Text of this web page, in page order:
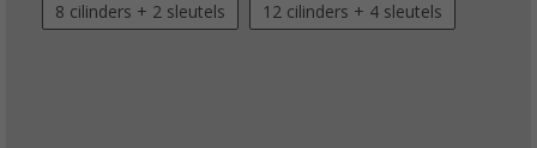
8 cilinders + 2 sleutels 12 cilinders + 4 sleutels